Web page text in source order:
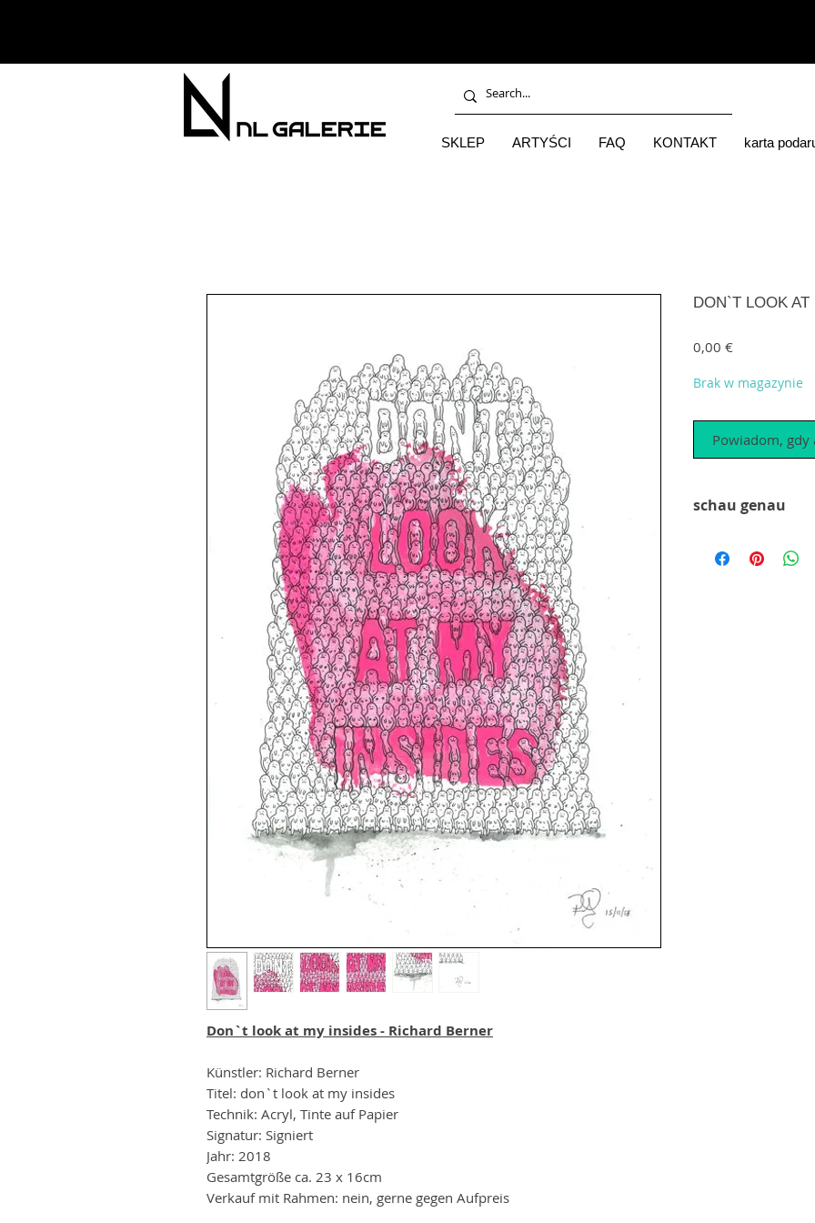
SKLEP ARTYŚCI FAQ KONTAKT karta
Don`t look at my insides - Richard Berner
Künstler: Richard Berner
Titel: don`t look at my insides
Technik: Acryl, Tinte auf Papier
Signatur: Signiert
Jahr: 2018
Gesamtgröße ca. 23 x 16cm
Verkauf mit Rahmen: nein, gerne gegen Aufpreis
DON`T LOOK
0,00 €Cena
Brak w magazynie
Powiadom, gdy
schau genau
Champions wie er